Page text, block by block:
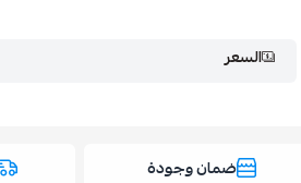
السعر
ضمان وجودة